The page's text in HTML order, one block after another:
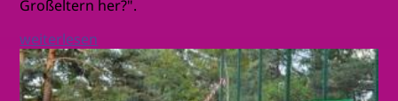
Großeltern her?".
weiterlesen